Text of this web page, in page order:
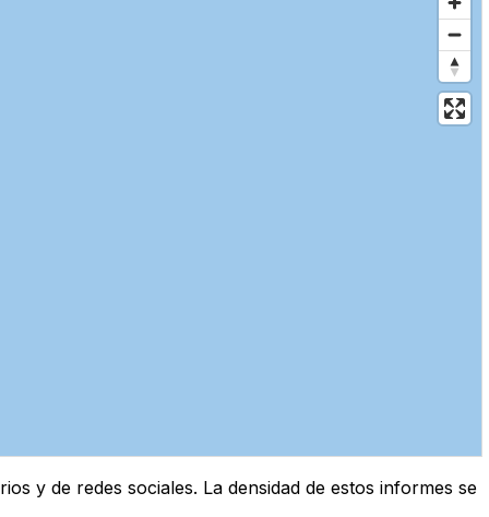
y de redes sociales. La densidad de estos informes se